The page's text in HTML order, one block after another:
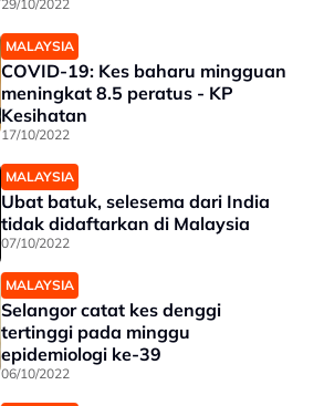
29/10/2022
MALAYSIA
COVID-19: Kes baharu mingguan
meningkat 8.5 peratus - KP
Kesihatan
17/10/2022
MALAYSIA
Ubat batuk, selesema dari India
tidak didaftarkan di Malaysia
07/10/2022
MALAYSIA
Selangor catat kes denggi
tertinggi pada minggu
epidemiologi ke-39
06/10/2022